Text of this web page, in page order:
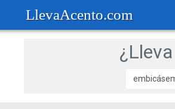
LlevaAcento.com